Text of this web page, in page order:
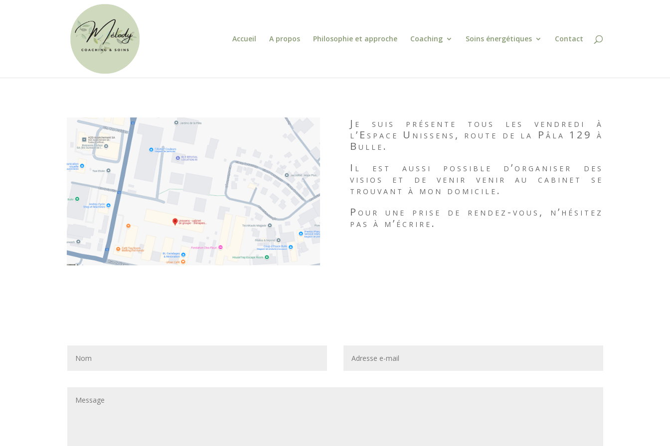
Accueil A propos Philosophie et approche Coaching Soins énergétiques Contact
Je suis présente tous les vendredi à
l’Espace Unissens, route de la Pâla 129 à
Bulle.
Il est aussi possible d’organiser des
visios et de venir venir au cabinet se
trouvant à mon domicile.
Pour une prise de rendez-vous, n’hésitez
pas à m’écrire.